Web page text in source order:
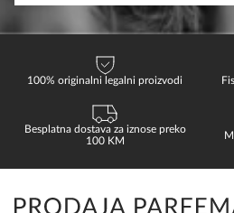
100% originalni legalni proizvodi
Besplatna dostava za iznose preko
100 KM